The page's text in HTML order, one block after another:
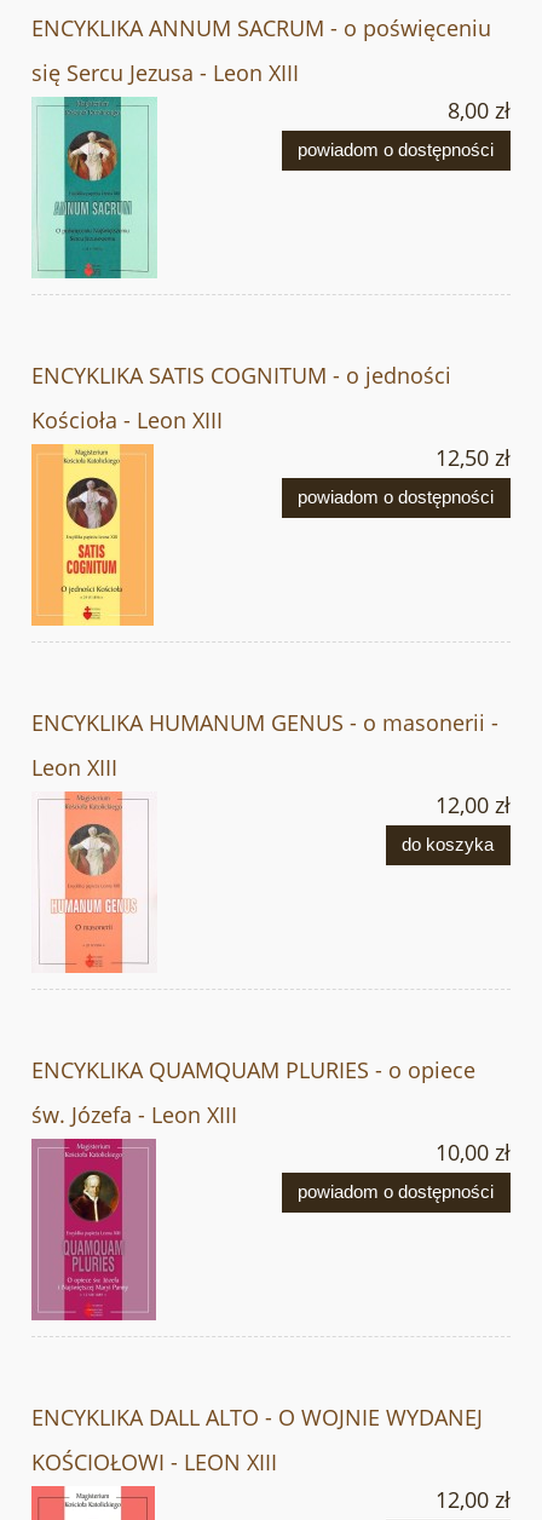
ENCYKLIKA ANNUM SACRUM - o poświęceniu
się Sercu Jezusa - Leon XIII
8,00 zł
powiadom o dostępności
ENCYKLIKA SATIS COGNITUM - o jedności
Kościoła - Leon XIII
12,50 zł
powiadom o dostępności
ENCYKLIKA HUMANUM GENUS - o masonerii -
Leon XIII
12,00 zł
do koszyka
ENCYKLIKA QUAMQUAM PLURIES - o opiece
św. Józefa - Leon XIII
10,00 zł
powiadom o dostępności
ENCYKLIKA DALL ALTO - O WOJNIE WYDANEJ
KOŚCIOŁOWI - LEON XIII
12,00 zł